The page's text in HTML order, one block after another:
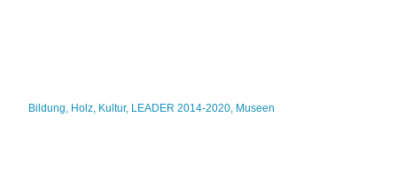
Bildung, Holz, Kultur, LEADER 2014-2020, Museen